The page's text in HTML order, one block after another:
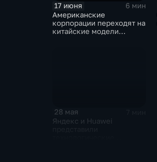
17 июня
6 мин
Американские
корпорации переходят на
китайские модели
28 мая
Яндекс и Huawei